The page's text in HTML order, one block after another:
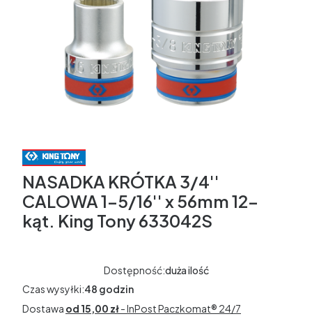
NASADKA KRÓTKA 3/4''
CALOWA 1-5/16'' x 56mm 12-
kąt. King Tony 633042S
Dostępność:duża ilość
Czas wysyłki:48 godzin
Dostawa od 15,00 zł- InPost Paczkomat® 24/7